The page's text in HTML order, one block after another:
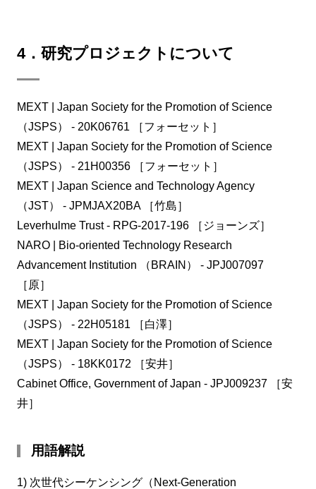
4．研究プロジェクトについて
MEXT | Japan Society for the Promotion of Science
（JSPS） - 20K06761 ［フォーセット］
MEXT | Japan Society for the Promotion of Science
（JSPS） - 21H00356 ［フォーセット］
MEXT | Japan Science and Technology Agency
（JST） - JPMJAX20BA ［竹島］
Leverhulme Trust - RPG-2017-196 ［ジョーンズ］
NARO | Bio-oriented Technology Research
Advancement Institution （BRAIN） - JPJ007097
［原］
MEXT | Japan Society for the Promotion of Science
（JSPS） - 22H05181 ［白澤］
MEXT | Japan Society for the Promotion of Science
（JSPS） - 18KK0172 ［安井］
Cabinet Office, Government of Japan - JPJ009237 ［安
井］
用語解説
1) 次世代シーケンシング（Next-Generation